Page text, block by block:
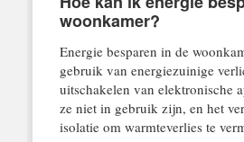
woonkamer?
Energie besparen in de
gebruik van energiezuinige
uitschakelen van elektronische
ze niet in gebruik zijn, en het
isolatie om warmteverlies te